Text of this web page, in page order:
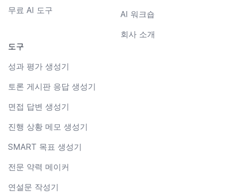
무료 AI 도구
도구
성과 평가 생성기
토론 게시판 응답 생성기
면접 답변 생성기
진행 상황 메모 생성기
SMART 목표 생성기
전문 약력 메이커
연설문 작성기
AI 워크숍
회사 소개